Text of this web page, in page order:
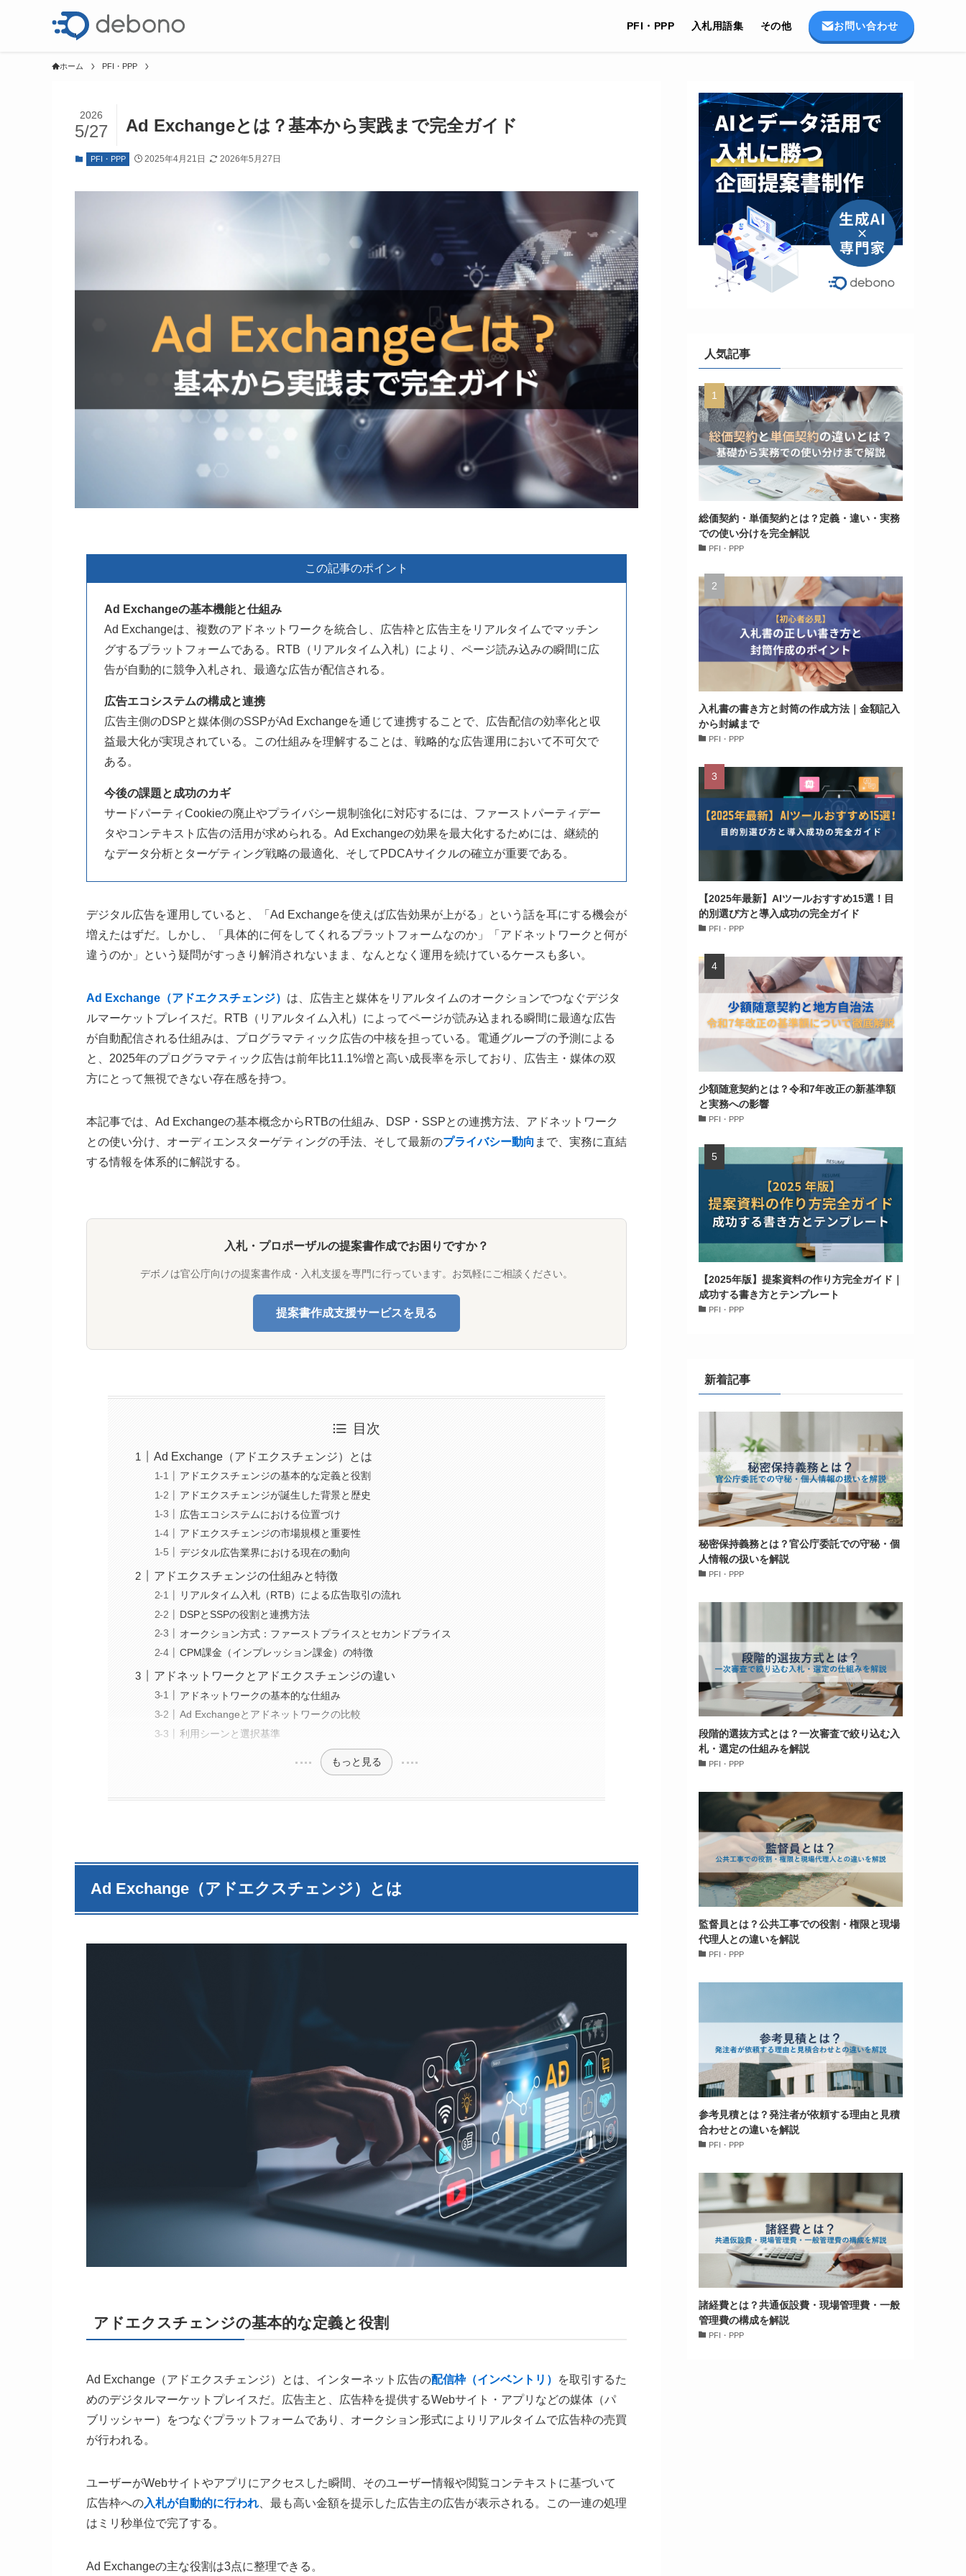
PFI・PPP 入札用語集 その他 お問い合わせ
ホーム PFI・PPP
Ad Exchangeとは？基本から実践まで完全ガイド
2026
5/27
PFI・PPP 2025年4月21日 2026年5月27日
この記事のポイント
Ad Exchangeの基本機能と仕組み
Ad Exchangeは、複数のアドネットワークを統合し、広告枠と広告主をリアルタイムでマッチン
グするプラットフォームである。RTB（リアルタイム入札）により、ページ読み込みの瞬間に広
告が自動的に競争入札され、最適な広告が配信される。
広告エコシステムの構成と連携
広告主側のDSPと媒体側のSSPがAd Exchangeを通じて連携することで、広告配信の効率化と収
益最大化が実現されている。この仕組みを理解することは、戦略的な広告運用において不可欠で
ある。
今後の課題と成功のカギ
サードパーティCookieの廃止やプライバシー規制強化に対応するには、ファーストパーティデー
タやコンテキスト広告の活用が求められる。Ad Exchangeの効果を最大化するためには、継続的
なデータ分析とターゲティング戦略の最適化、そしてPDCAサイクルの確立が重要である。
デジタル広告を運用していると、「Ad Exchangeを使えば広告効果が上がる」という話を耳にする機会が
増えたはずだ。しかし、「具体的に何をしてくれるプラットフォームなのか」「アドネットワークと何が
違うのか」という疑問がすっきり解消されないまま、なんとなく運用を続けているケースも多い。
Ad Exchange（アドエクスチェンジ） は、広告主と媒体をリアルタイムのオークションでつなぐデジタ
ルマーケットプレイスだ。RTB（リアルタイム入札）によってページが読み込まれる瞬間に最適な広告
が自動配信される仕組みは、プログラマティック広告の中核を担っている。電通グループの予測による
と、2025年のプログラマティック広告は前年比11.1%増と高い成長率を示しており、広告主・媒体の双
方にとって無視できない存在感を持つ。
本記事では、Ad Exchangeの基本概念からRTBの仕組み、DSP・SSPとの連携方法、アドネットワーク
との使い分け、オーディエンスターゲティングの手法、そして最新のプライバシー動向 まで、実務に直結
する情報を体系的に解説する。
入札・プロポーザルの提案書作成でお困りですか？
デボノは官公庁向けの提案書作成・入札支援を専門に行っています。お気軽にご相談ください。
提案書作成支援サービスを見る
目次
Ad Exchange（アドエクスチェンジ）とは
アドエクスチェンジの基本的な定義と役割
アドエクスチェンジが誕生した背景と歴史
広告エコシステムにおける位置づけ
アドエクスチェンジの市場規模と重要性
デジタル広告業界における現在の動向
アドエクスチェンジの仕組みと特徴
リアルタイム入札（RTB）による広告取引の流れ
DSPとSSPの役割と連携方法
オークション方式：ファーストプライスとセカンドプライス
CPM課金（インプレッション課金）の特徴
アドネットワークとアドエクスチェンジの違い
アドネットワークの基本的な仕組み
Ad Exchangeとアドネットワークの比較
利用シーンと選択基準
もっと見る
Ad Exchange（アドエクスチェンジ）とは
アドエクスチェンジの基本的な定義と役割
Ad Exchange（アドエクスチェンジ）とは、インターネット広告の配信枠（インベントリ）
を取引するた
めのデジタルマーケットプレイスだ。広告主と、広告枠を提供するWebサイト・アプリなどの媒体（パ
ブリッシャー）をつなぐプラットフォームであり、オークション形式によりリアルタイムで広告枠の売買
が行われる。
ユーザーがWebサイトやアプリにアクセスした瞬間、そのユーザー情報や閲覧コンテキストに基づいて
広告枠への入札が自動的に行われ、最も高い金額を提示した広告主の広告が表示される。この一連の処理
はミリ秒単位で完了する。
Ad Exchangeの主な役割は3点に整理できる。
人気記事
総価契約・単価契約とは？定義・違い・実務
での使い分けを完全解説
PFI・PPP
入札書の書き方と封筒の作成方法｜金額記入
から封緘まで
PFI・PPP
【2025年最新】AIツールおすすめ15選！目
的別選び方と導入成功の完全ガイド
PFI・PPP
少額随意契約とは？令和7年改正の新基準額
と実務への影響
PFI・PPP
【2025年版】提案資料の作り方完全ガイド｜
成功する書き方とテンプレート
PFI・PPP
新着記事
秘密保持義務とは？官公庁委託での守秘・個
人情報の扱いを解説
PFI・PPP
段階的選抜方式とは？一次審査で絞り込む入
札・選定の仕組みを解説
PFI・PPP
監督員とは？公共工事での役割・権限と現場
代理人との違いを解説
PFI・PPP
参考見積とは？発注者が依頼する理由と見積
合わせとの違いを解説
PFI・PPP
諸経費とは？共通仮設費・現場管理費・一般
管理費の構成を解説
PFI・PPP